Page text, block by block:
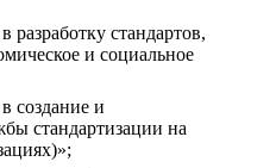
разработку стандартов,
и социальное
создание и
стандартизации на